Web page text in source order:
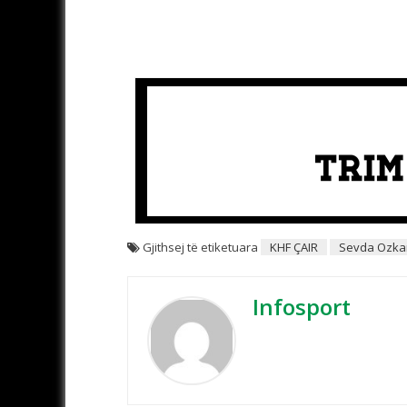
Gjithsej të etiketuara KHF ÇAIR Sevda
Infosport